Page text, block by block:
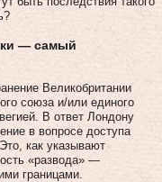
— самый
Великобритании
союза и/или единого
В ответ Лондону
в вопросе доступа
как указывают
«развода» —
границами.